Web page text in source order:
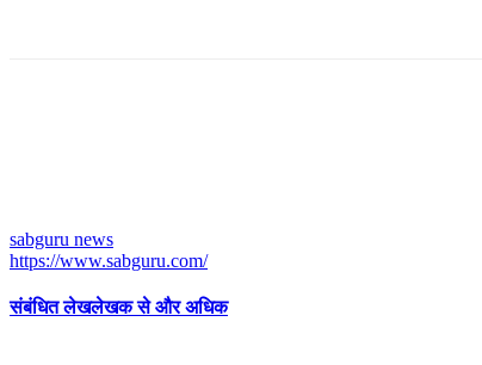
sabguru news
https://www.sabguru.com/
संबंधित लेखलेखक से और अधिक